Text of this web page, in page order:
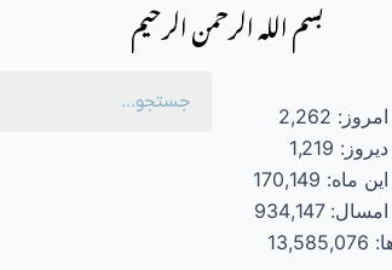
بسم الله الرحمن الرحیم
امروز: 2,262
1,219
ماه: 170,149
امسال:934,147
13,585,076